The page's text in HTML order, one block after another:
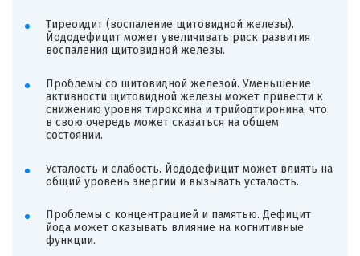
Тиреоидит (воспаление щитовидной железы).
Йододефицит может увеличивать риск развития
воспаления щитовидной железы.
Проблемы со щитовидной железой. Уменьшение
активности щитовидной железы может привести к
снижению уровня тироксина и трийодтиронина, что
в свою очередь может сказаться на общем
состоянии.
Усталость и слабость. Йододефицит может влиять на
общий уровень энергии и вызывать усталость.
Проблемы с концентрацией и памятью. Дефицит
йода может оказывать влияние на когнитивные
функции.